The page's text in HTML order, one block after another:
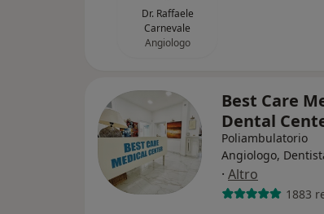
Dr. Raffaele
Carnevale
Angiologo
Best Care
Dental
Poliambulatorio
Angiologo,
· Altro
1883